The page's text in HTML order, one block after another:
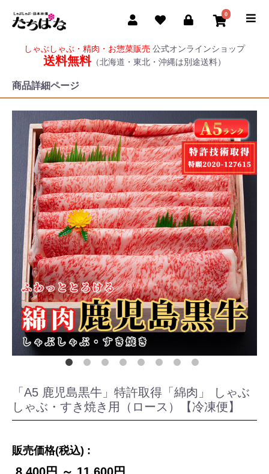
しゃぶしゃぶ・精肉・お惣菜販売 公式オンラインショップ
送料無料（北海道・東北・沖縄は別途送料）
0
商品詳細ページ
「A5 鹿児島黒牛」特許取得「綿肉」 しゃぶ
しゃぶ・すき焼き用（ロース）【冷凍便】
販売価格(税込) :